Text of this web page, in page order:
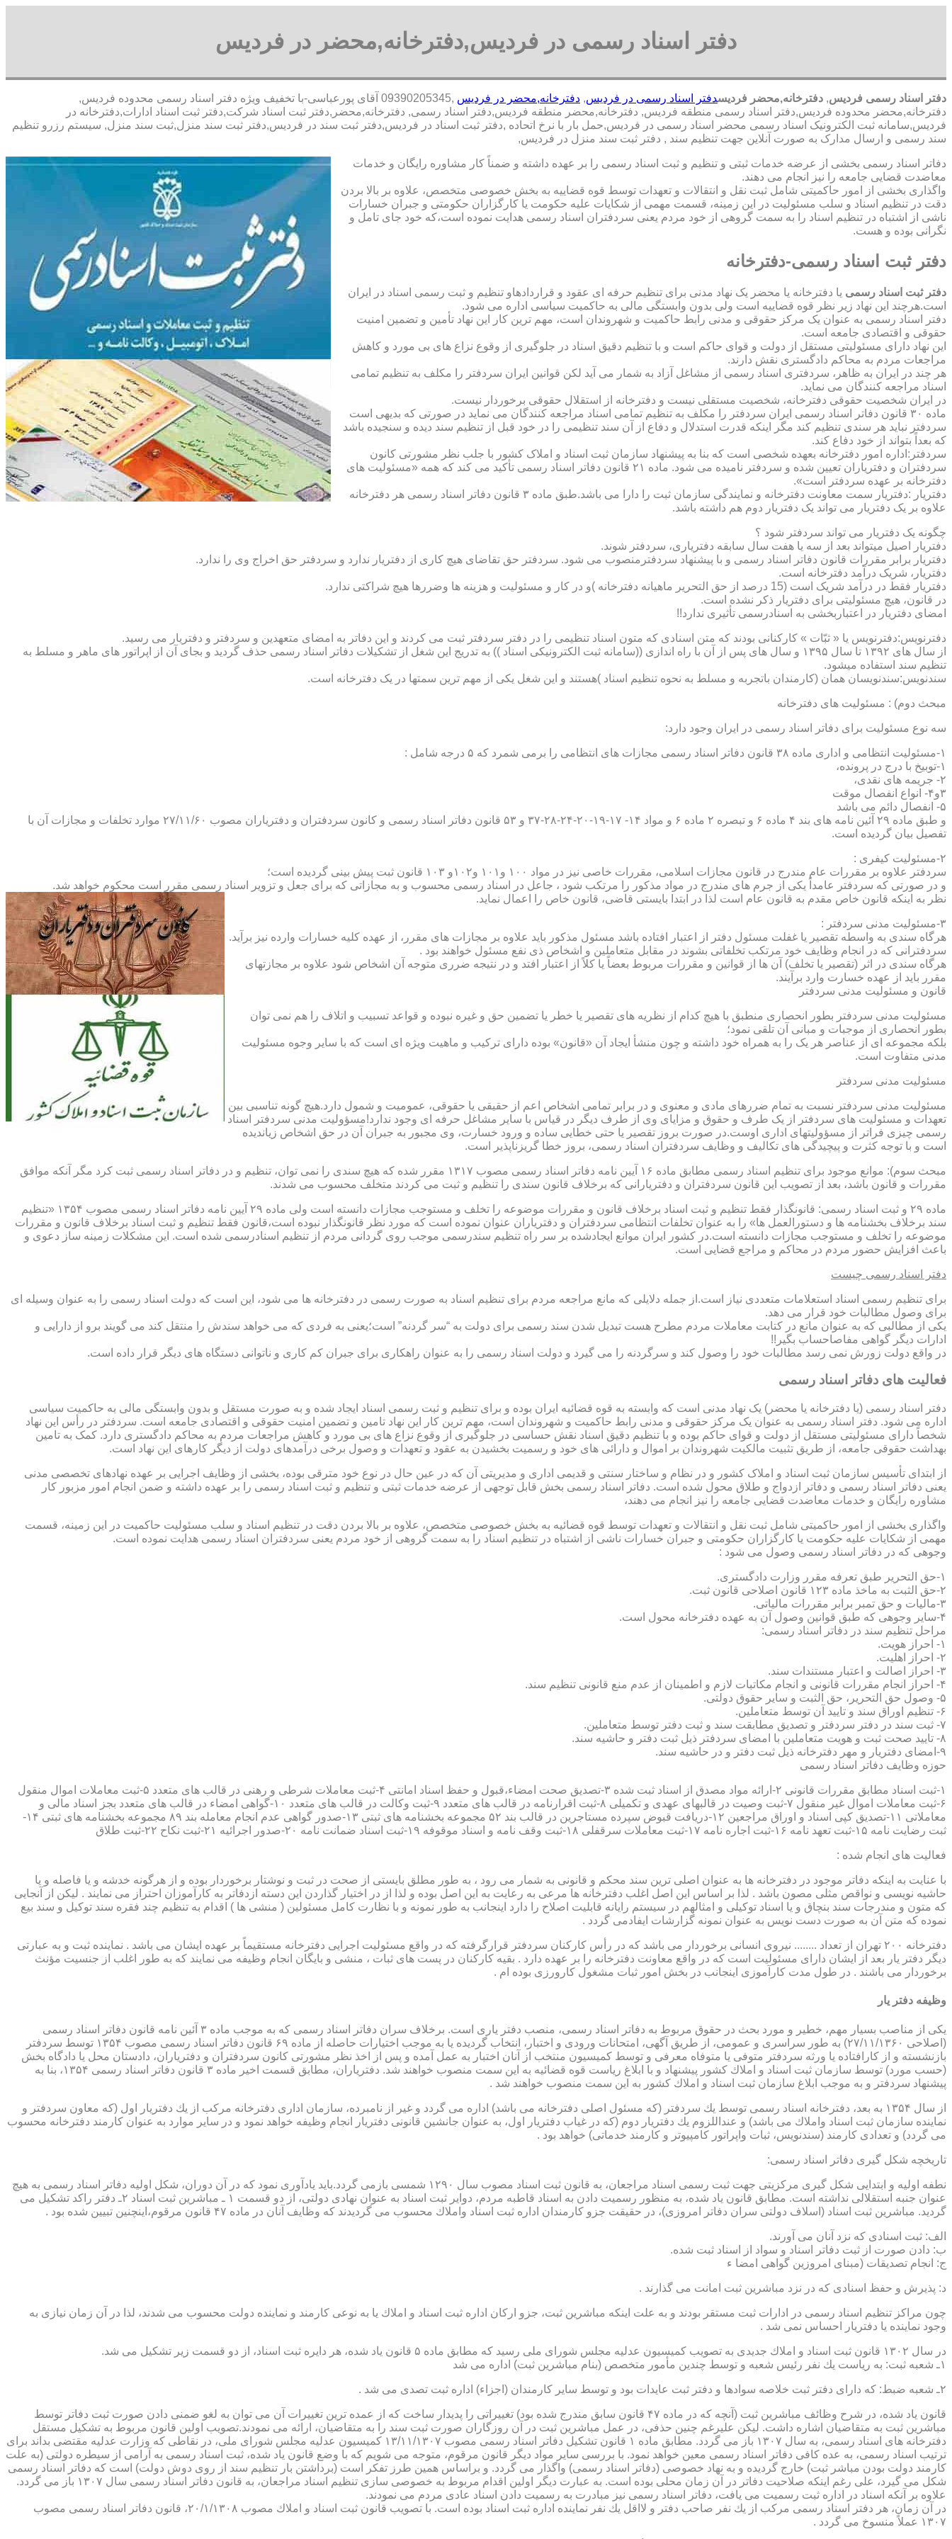
دفتر اسناد رسمی در فردیس,دفترخانه,محضر در فردیس
دفتر اسناد رسمی فردیس, دفترخانه,محضر فردیسدفتر اسناد رسمی در فردیس, دفترخانه,محضر در فردیس
,09390205345 آقای پورعباسی-با تخفيف ويژه دفتر اسناد رسمی محدوده فردیس,
دفترخانه,محضر محدوده فردیس,دفتر اسناد رسمی منطقه فردیس, دفترخانه,محضر منطقه فردیس,دفتر اسناد رسمی, دفترخانه,محضر,دفتر ثبت اسناد شرکت,دفتر ثبت اسناد ادارات,دفترخانه در
فردیس,سامانه ثبت الکترونیک اسناد رسمی محضر اسناد رسمی در فردیس,حمل بار با نرخ اتحاده ,دفتر ثبت اسناد در فردیس,دفتر ثبت سند در فردیس,دفتر ثبت سند منزل,ثبت سند منزل, سیستم رزرو تنظیم
سند رسمی و ارسال مدارک به صورت آنلاین جهت تنظیم سند , دفتر ثبت سند منزل در فردیس,
دفاتر اسناد رسمی بخشی از عرضه خدمات ثبتی و تنظیم و ثبت اسناد رسمی را بر عهده داشته و ضمناً کار مشاوره رایگان و خدمات
معاضدت قضایی جامعه را نیز انجام می دهند.
واگذاری بخشی از امور حاکمیتی شامل ثبت نقل و انتقالات و تعهدات توسط قوه قضاییه به بخش خصوصی متخصص، علاوه بر بالا بردن
دقت در تنظیم اسناد و سلب مسئولیت در این زمینه، قسمت مهمی از شکایات علیه حکومت یا کارگزاران حکومتی و جبران خسارات
ناشی از اشتباه در تنظیم اسناد را به سمت گروهی از خود مردم یعنی سردفتران اسناد رسمی هدایت نموده است،که خود جای تامل و
نگرانی بوده و هست.
دفتر ثبت اسناد رسمی-دفترخانه
دفتر ثبت اسناد رسمی یا دفترخانه یا محضر یک نهاد مدنی برای تنظیم حرفه ای عقود و قراردادهاو تنظیم و ثبت رسمی اسناد در ایران
است.هرچند این نهاد زیر نظر قوه قضاییه است ولی بدون وابستگی مالی به حاکمیت سیاسی اداره می شود.
دفتر اسناد رسمی به عنوان یک مرکز حقوقی و مدنی رابط حاکمیت و شهروندان است، مهم ترین کار این نهاد تأمین و تضمین امنیت
حقوقی و اقتصادی جامعه است.
این نهاد دارای مسئولیتی مستقل از دولت و قوای حاکم است و با تنظیم دقیق اسناد در جلوگیری از وقوع نزاع های بی مورد و کاهش
مراجعات مردم به محاکم دادگستری نقش دارند.
هر چند در ایران به ظاهر، سردفتری اسناد رسمی از مشاغل آزاد به شمار می آید لکن قوانین ایران سردفتر را مکلف به تنظیم تمامی
اسناد مراجعه کنندگان می نماید.
در ایران شخصیت حقوقی دفترخانه، شخصیت مستقلی نیست و دفترخانه از استقلال حقوقی برخوردار نیست.
ماده ۳۰ قانون دفاتر اسناد رسمی ایران سردفتر را مکلف به تنظیم تمامی اسناد مراجعه کنندگان می نماید در صورتی که بدیهی است
سردفتر نباید هر سندی تنظیم کند مگر اینکه قدرت استدلال و دفاع از آن سند تنظیمی را در خود قبل از تنظیم سند دیده و سنجیده باشد
که بعداً بتواند از خود دفاع کند.
سردفتر:اداره امور دفترخانه بعهده شخصی است که بنا به پیشنهاد سازمان ثبت اسناد و املاک کشور با جلب نظر مشورتی کانون
سردفتران و دفتریاران تعیین شده و سردفتر نامیده می شود. ماده ۲۱ قانون دفاتر اسناد رسمی تأکید می کند که همه «مسئولیت های
دفترخانه بر عهده سردفتر است».
دفتریار :دفتریار سمت معاونت دفترخانه و نمایندگی سازمان ثبت را دارا می باشد.طبق ماده ۳ قانون دفاتر اسناد رسمی هر دفترخانه
علاوه بر یک دفتریار می تواند یک دفتریار دوم هم داشته باشد.
چگونه یک دفتریار می تواند سردفتر شود ؟
دفتریار اصیل میتواند بعد از سه یا هفت سال سابقه دفتریاری، سردفتر شوند.
دفتریار برابر مقررات قانون دفاتر اسناد رسمی و با پیشنهاد سردفترمنصوب می شود. سردفتر حق تقاضای هیچ کاری از دفتریار ندارد و سردفتر حق اخراج وی را ندارد.
دفتریار، شریک درآمد دفترخانه است.
دفتریار فقط در درآمد شریک است (15 درصد از حق التحریر ماهیانه دفترخانه )و در کار و مسئولیت و هزینه ها وضررها هیچ شراکتی ندارد.
در قانون، هیچ مسئولیتی برای دفتریار ذکر نشده است.
امضای دفتریار در اعتباربخشی به اسنادرسمی تأثیری ندارد!!
دفترنویس:دفترنویس یا « ثبّات » کارکنانی بودند که متن اسنادی که متون اسناد تنظیمی را در دفتر سردفتر ثبت می کردند و این دفاتر به امضای متعهدین و سردفتر و دفتریار می رسید.
از سال های ۱۳۹۲ تا سال ۱۳۹۵ و سال های پس از آن با راه اندازی ((سامانه ثبت الکترونیکی اسناد )) به تدریج این شغل از تشکیلات دفاتر اسناد رسمی حذف گردید و بجای آن از اپراتور های ماهر و مسلط به
تنظیم سند استفاده میشود.
سندنویس:سندنویسان همان (کارمندان باتجربه و مسلط به نحوه تنظیم اسناد )هستند و این شغل یکی از مهم ترین سمتها در یک دفترخانه است.
مبحث دوم) : مسئولیت های دفترخانه
سه نوع مسئولیت برای دفاتر اسناد رسمی در ایران وجود دارد:
۱-مسئولیت انتظامی و اداری ماده ۳۸ قانون دفاتر اسناد رسمی مجازات های انتظامی را برمی شمرد که ۵ درجه شامل :
۱-توبیخ با درج در پرونده،
۲- جریمه های نقدی،
۳و۴- انواع انفصال موقت
۵- انفصال دائم می باشد
و طبق ماده ۲۹ آئین نامه های بند ۴ ماده ۶ و تبصره ۲ ماده ۶ و مواد ۱۴- ۱۷-۱۹-۲۰-۲۴-۲۸-۳۷ و ۵۳ قانون دفاتر اسناد رسمی و کانون سردفتران و دفتریاران مصوب ۲۷/۱۱/۶۰ موارد تخلفات و مجازات آن با
تفصیل بیان گردیده است.
۲-مسئولیت کیفری :
سردفتر علاوه بر مقررات عام مندرج در قانون مجازات اسلامی، مقررات خاصی نیز در مواد ۱۰۰ و۱۰۱ و۱۰۲و ۱۰۳ قانون ثبت پیش بینی گردیده است؛
و در صورتی که سردفتر عامداً یکی از جرم های مندرج در مواد مذکور را مرتکب شود ، جاعل در اسناد رسمی محسوب و به مجازاتی که برای جعل و تزویر اسناد رسمی مقرر است محکوم خواهد شد.
نظر به اینکه قانون خاص مقدم به قانون عام است لذا در ابتدا بایستی قاضی، قانون خاص را اعمال نماید.
۳-مسئولیت مدنی سردفتر :
هرگاه سندی به واسطه تقصیر یا غفلت مسئول دفتر از اعتبار افتاده باشد مسئول مذکور باید علاوه بر مجازات های مقرر، از عهده کلیه خسارات وارده نیز برآید.
سردفترانی که در انجام وظایف خود مرتکب تخلفاتی بشوند در مقابل متعاملین و اشخاص ذی نفع مسئول خواهند بود .
هرگاه سندی در اثر (تقصیر یا تخلف) آن ها از قوانین و مقررات مربوط بعضاً یا کلاً از اعتبار افتد و در نتیجه ضرری متوجه آن اشخاص شود علاوه بر مجازتهای
مقرر باید از عهده خسارت وارد برآیند.
قانون و مسئولیت مدنی سردفتر
مسئولیت مدنی سردفتر بطور انحصاری منطبق با هیچ کدام از نظریه های تقصیر یا خطر یا تضمین حق و غیره نبوده و قواعد تسبیب و اتلاف را هم نمی توان
بطور انحصاری از موجبات و مبانی آن تلقی نمود؛
بلکه مجموعه ای از عناصر هر یک را به همراه خود داشته و چون منشأ ایجاد آن «قانون» بوده دارای ترکیب و ماهیت ویژه ای است که با سایر وجوه مسئولیت
مدنی متفاوت است.
مسئولیت مدنی سردفتر
مسئولیت مدنی سردفتر نسبت به تمام ضررهای مادی و معنوی و در برابر تمامی اشخاص اعم از حقیقی یا حقوقی، عمومیت و شمول دارد.هیچ گونه تناسبی بین
تعهدات و مسئولیت های سردفتر از یک طرف و حقوق و مزایای وی از طرف دیگر در قیاس با سایر مشاغل حرفه ای وجود ندارد!مسؤولیت مدنی سردفتر اسناد
رسمی چیزی فراتر از مسؤولیتهای اداری اوست.در صورت بروز تقصیر یا حتی خطایی ساده و ورود خسارت، وی مجبور به جبران آن در حق اشخاص زیاندیده
است و با توجه کثرت و پیچیدگی های تکالیف و وظایف سردفتران اسناد رسمی، بروز خطا گریزناپذیر است.
مبحث سوم): موانع موجود برای تنظیم اسناد رسمی مطابق ماده ۱۶ آیین نامه دفاتر اسناد رسمی مصوب ۱۳۱۷ مقرر شده که هیچ سندی را نمی توان، تنظیم و در دفاتر اسناد رسمی ثبت کرد مگر آنکه موافق
مقررات و قانون باشد، بعد از تصویب این قانون سردفتران و دفتریارانی که برخلاف قانون سندی را تنظیم و ثبت می کردند متخلف محسوب می شدند.
ماده ۲۹ و ثبت اسناد رسمی: قانونگذار فقط تنظیم و ثبت اسناد برخلاف قانون و مقررات موضوعه را تخلف و مستوجب مجازات دانسته است ولی ماده ۲۹ آیین نامه دفاتر اسناد رسمی مصوب ۱۳۵۴ «تنظیم
سند برخلاف بخشنامه ها و دستورالعمل ها» را به عنوان تخلفات انتظامی سردفتران و دفتریاران عنوان نموده است که مورد نظر قانونگذار نبوده است،قانون فقط تنظیم و ثبت اسناد برخلاف قانون و مقررات
موضوعه را تخلف و مستوجب مجازات دانسته است.در کشور ایران موانع ایجادشده بر سر راه تنظیم سندرسمی موجب روی گردانی مردم از تنظیم اسنادرسمی شده است. این مشکلات زمینه ساز دعوی و
باعث افزایش حضور مردم در محاکم و مراجع قضایی است.
دفتر اسناد رسمی چیست
برای تنظیم رسمی اسناد استعلامات متعددی نیاز است.از جمله دلایلی که مانع مراجعه مردم برای تنظیم اسناد به صورت رسمی در دفترخانه ها می شود، این است که دولت اسناد رسمی را به عنوان وسیله ای
برای وصول مطالبات خود قرار می دهد.
یکی از مطالبی که به عنوان مانع در کتابت معاملات مردم مطرح هست تبدیل شدن سند رسمی برای دولت به “سر گردنه” است؛یعنی به فردی که می خواهد سندش را منتقل کند می گویند برو از دارایی و
ادارات دیگر گواهی مفاصاحساب بگیر!!
در واقع دولت زورش نمی رسد مطالبات خود را وصول کند و سرگردنه را می گیرد و دولت اسناد رسمی را به عنوان راهکاری برای جبران کم کاری و ناتوانی دستگاه های دیگر قرار داده است.
فعالیت های دفاتر اسناد رسمی
دفتر اسناد رسمی (یا دفترخانه یا محضر) یک نهاد مدنی است که وابسته به قوه قضائیه ایران بوده و برای تنظیم و ثبت رسمی اسناد ایجاد شده و به صورت مستقل و بدون وابستگی مالی به حاکمیت سیاسی
اداره می شود. دفتر اسناد رسمی به عنوان یک مرکز حقوقی و مدنی رابط حاکمیت و شهروندان است، مهم ترین کار این نهاد تامین و تضمین امنیت حقوقی و اقتصادی جامعه است. سردفتر در رأس این نهاد
شخصاً دارای مسئولیتی مستقل از دولت و قوای حاکم بوده و با تنظیم دقیق اسناد نقش حساسی در جلوگیری از وقوع نزاع های بی مورد و کاهش مراجعات مردم به محاکم دادگستری دارد. کمک به تامین
بهداشت حقوقی جامعه، از طریق تثبیت مالکیت شهروندان بر اموال و دارائی های خود و رسمیت بخشیدن به عقود و تعهدات و وصول برخی درآمدهای دولت از دیگر کارهای این نهاد است.
از ابتدای تأسیس سازمان ثبت اسناد و املاک کشور و در نظام و ساختار سنتی و قدیمی اداری و مدیریتی آن که در عین حال در نوع خود مترقی بوده، بخشی از وظایف اجرایی بر عهده نهادهای تخصصی مدنی
یعنی دفاتر اسناد رسمی و دفاتر ازدواج و طلاق محول شده است. دفاتر اسناد رسمی بخش قابل توجهی از عرضه خدمات ثبتی و تنظیم و ثبت اسناد رسمی را بر عهده داشته و ضمن انجام امور مزبور کار
مشاوره رایگان و خدمات معاضدت قضایی جامعه را نیز انجام می دهند،
واگذاری بخشی از امور حاکمیتی شامل ثبت نقل و انتقالات و تعهدات توسط قوه قضائیه به بخش خصوصی متخصص، علاوه بر بالا بردن دقت در تنظیم اسناد و سلب مسئولیت حاکمیت در این زمینه، قسمت
مهمی از شکایات علیه حکومت یا کارگزاران حکومتی و جبران خسارات ناشی از اشتباه در تنظیم اسناد را به سمت گروهی از خود مردم یعنی سردفتران اسناد رسمی هدایت نموده است.
وجوهی که در دفاتر اسناد رسمی وصول می شود :
۱-حق التحریر طبق تعرفه مقرر وزارت دادگستری.
۲-حق الثبت به ماخذ ماده ۱۲۳ قانون اصلاحی قانون ثبت.
۳-مالیات و حق تمبر برابر مقررات مالیاتی.
۴-سایر وجوهی که طبق قوانین وصول آن به عهده دفترخانه محول است.
مراحل تنظیم سند در دفاتر اسناد رسمی:
۱- احراز هویت.
۲- احراز اهلیت.
۳- احراز اصالت و اعتبار مستندات سند.
۴- احراز انجام مقررات قانونی و انجام مکاتبات لازم و اطمینان از عدم منع قانونی تنظیم سند.
۵- وصول حق التحریر، حق الثبت و سایر حقوق دولتی.
۶- تنظیم اوراق سند و تایید آن توسط متعاملین.
۷- ثبت سند در دفتر سردفتر و تصدیق مطابقت سند و ثبت دفتر توسط متعاملین.
۸- تایید صحت ثبت و هویت متعاملین با امضای سردفتر ذیل ثبت دفتر و حاشیه سند.
۹-امضای دفتریار و مهر دفترخانه ذیل ثبت دفتر و در حاشیه سند.
حوزه وظایف دفاتر اسناد رسمی
۱-ثبت اسناد مطابق مقررات قانونی ۲-ارائه مواد مصدق از اسناد ثبت شده ۳-تصدیق صحت امضاء،قبول و حفظ اسناد امانتی ۴-ثبت معاملات شرطی و رهنی در قالب های متعدد ۵-ثبت معاملات اموال منقول
۶-ثبت معاملات اموال غیر منقول ۷-ثبت وصیت در قالبهای عهدی و تکمیلی ۸-ثبت اقرارنامه در قالب های متعدد ۹-ثبت وکالت در قالب های متعدد ۱۰-گواهی امضاء در قالب های متعدد بجز اسناد مالی و
معاملاتی ۱۱-تصدیق کپی اسناد و اوراق مراجعین ۱۲-دریافت قبوض سپرده مستاجرین در قالب بند ۵۲ مجموعه بخشنامه های ثبتی ۱۳-صدور گواهی عدم انجام معامله بند ۸۹ مجموعه بخشنامه های ثبتی ۱۴-
ثبت رضایت نامه ۱۵-ثبت تعهد نامه ۱۶-ثبت اجاره نامه ۱۷-ثبت معاملات سرقفلی ۱۸-ثبت وقف نامه و اسناد موقوفه ۱۹-ثبت اسناد ضمانت نامه ۲۰-صدور اجرائیه ۲۱-ثبت نکاح ۲۲-ثبت طلاق
فعالیت های انجام شده :
با عنایت به اینکه دفاتر موجود در دفترخانه ها به عنوان اصلی ترین سند محکم و قانونی به شمار می رود ، به طور مطلق بایستی از صحت در ثبت و نوشتار برخوردار بوده و از هرگونه خدشه و یا فاصله و یا
حاشیه نویسی و نواقص مثلی مصون باشد . لذا بر اساس این اصل اغلب دفترخانه ها مرعی به رعایت به این اصل بوده و لذا از در اختیار گذاردن این دسته ازدفاتر به کارآموزان احتراز می نمایند . لیکن از آنجایی
که متون و مندرجات سند بنچاق و یا اسناد توکیلی و امثالهم در سیستم رایانه قابلیت اصلاح را دارد اینجانب به طور نمونه و با نظارت کامل مسئولین ( منشی ها ) اقدام به تنظیم چند فقره سند توکیل و سند بیع
نموده که متن آن به صورت دست نویس به عنوان نمونه گزارشات ایفادمی گردد .
دفترخانه ۲۰۰ تهران از تعداد ........ نیروی انسانی برخوردار می باشد که در رأس کارکنان سردفتر قرارگرفته که در واقع مسئولیت اجرایی دفترخانه مستقیماً بر عهده ایشان می باشد . نماینده ثبت و به عبارتی
دیگر دفتر یار بعد از ایشان دارای مسئولیت است که در واقع معاونت دفترخانه را بر عهده دارد . بقیه کارکنان در پست های ثبات ، منشی و بایگان انجام وظیفه می نمایند که به طور اغلب از جنسیت مؤنث
برخوردار می باشند . در طول مدت کارآموزی اینجانب در بخش امور ثبات مشغول کارورزی بوده ام .
وظیفه دفتر یار
یكی از مناصب بسیار مهم، خطیر و مورد بحث در حقوق مربوط به دفاتر اسناد رسمی، منصب دفتر یاری است. برخلاف سران دفاتر اسناد رسمی كه به موجب ماده ۳ آئین نامه قانون دفاتر اسناد رسمی
(اصلاحی ۲۷/۱۱/۱۳۶۰) به طور سراسری و عمومی، از طریق آگهی، امتحانات ورودی و اختبار، انتخاب گردیده یا به موجب اختیارات حاصله از ماده ۶۹ قانون دفاتر اسناد رسمی مصوب ۱۳۵۴ توسط سردفتر
بازنشسته و از كارافتاده یا ورثه سردفتر متوفی یا متوفاه معرفی و توسط كمیسیون منتخب از آنان اختبار به عمل آمده و پس از اخذ نظر مشورتی كانون سردفتران و دفتریاران، دادستان محل یا دادگاه بخش
(حسب مورد) توسط سازمان ثبت اسناد و املاك كشور پیشنهاد و با ابلاغ ریاست قوه قضائیه به این سمت منصوب خواهند شد. دفتریاران، مطابق قسمت اخیر ماده ۳ قانون دفاتر اسناد رسمی ۱۳۵۴، بنا به
پیشنهاد سردفتر و به موجب ابلاغ سازمان ثبت اسناد و املاك كشور به این سمت منصوب خواهند شد .
از سال ۱۳۵۴ به بعد، دفترخانه اسناد رسمی توسط یك سردفتر (كه مسئول اصلی دفترخانه می باشد) اداره می گردد و غیر از نامبرده، سازمان اداری دفترخانه مركب از یك دفتریار اول (كه معاون سردفتر و
نماینده سازمان ثبت اسناد واملاك می باشد) و عنداللزوم یك دفتریار دوم (كه در غیاب دفتریار اول، به عنوان جانشین قانونی دفتریار انجام وظیفه خواهد نمود و در سایر موارد به عنوان كارمند دفترخانه محسوب
می گردد) و تعدادی كارمند (سندنویس، ثبات واپراتور كامپیوتر و كارمند خدماتی) خواهد بود .
تاریخچه شكل گیری دفاتر اسناد رسمی:
نطفه اولیه و ابتدایی شكل گیری مركزیتی جهت ثبت رسمی اسناد مراجعان، به قانون ثبت اسناد مصوب سال ۱۲۹۰ شمسی بازمی گردد.باید یادآوری نمود كه در آن دوران، شكل اولیه دفاتر اسناد رسمی به هیچ
عنوان جنبه استقلالی نداشته است. مطابق قانون یاد شده، به منظور رسمیت دادن به اسناد قاطبه مردم، دوایر ثبت اسناد به عنوان نهادی دولتی، از دو قسمت ۱ ـ مباشرین ثبت اسناد ۲ـ دفتر راكد تشكیل می
گردید. مباشرین ثبت اسناد (اسلاف دولتی سران دفاتر امروزی)، در حقیقت جزو كارمندان اداره ثبت اسناد واملاك محسوب می گردیدند كه وظایف آنان در ماده ۴۷ قانون مرقوم،اینچنین تبیین شده بود .
الف: ثبت اسنادی كه نزد آنان می آورند.
ب: دادن صورت از ثبت دفاتر اسناد و سواد از اسناد ثبت شده.
ج: انجام تصدیقات (مبنای امروزین گواهی امضا ء
د: پذیرش و حفظ اسنادی كه در نزد مباشرین ثبت امانت می گذارند .
چون مراكز تنظیم اسناد رسمی در ادارات ثبت مستقر بودند و به علت اینكه مباشرین ثبت، جزو اركان اداره ثبت اسناد و املاك یا به نوعی كارمند و نماینده دولت محسوب می شدند، لذا در آن زمان نیازی به
وجود نماینده یا دفتریار احساس نمی شد .
در سال ۱۳۰۲ قانون ثبت اسناد و املاك جدیدی به تصویب كمیسیون عدلیه مجلس شورای ملی رسید كه مطابق ماده ۵ قانون یاد شده، هر دایره ثبت اسناد، از دو قسمت زیر تشكیل می شد.
۱ـ شعبه ثبت: به ریاست یك نفر رئیس شعبه و توسط چندین مأمور متخصص (بنام مباشرین ثبت) اداره می شد
۲ـ شعبه ضبط: كه دارای دفتر ثبت خلاصه سوادها و دفتر ثبت عایدات بود و توسط سایر كارمندان (اجزاء) اداره ثبت تصدی می شد .
قانون یاد شده، در شرح وظائف مباشرین ثبت (آنچه كه در ماده ۴۷ قانون سابق مندرج شده بود) تغییراتی را پدیدار ساخت كه از عمده ترین تغییرات آن می توان به لغو ضمنی دادن صورت ثبت دفاتر توسط
مباشرین ثبت به متقاضیان اشاره داشت. لیكن علیرغم چنین حذفی، در عمل مباشرین ثبت در آن روزگاران صورت ثبت سند را به متقاضیان، ارائه می نمودند.تصویب اولین قانون مربوط به تشكیل مستقل
دفترخانه های اسناد رسمی، به سال ۱۳۰۷ باز می گردد. مطابق ماده ۱ قانون تشكیل دفاتر اسناد رسمی مصوب ۱۳/۱۱/۱۳۰۷ كمیسیون عدلیه مجلس شورای ملی، در نقاطی كه وزارت عدلیه مقتضی بداند برای
ترتیب اسناد رسمی، به عده كافی دفاتر اسناد رسمی معین خواهد نمود. با بررسی سایر مواد دیگر قانون مرقوم، متوجه می شویم كه با وضع قانون یاد شده، ثبت اسناد رسمی به آرامی از سیطره دولتی (به علت
كارمند دولت بودن مباشر ثبت) خارج گردیده و به نهاد خصوصی (دفاتر اسناد رسمی) واگذار می گردد. و براساس همین طرز تفكر است (برداشتن بار تنظیم سند از روی دوش دولت) است كه دفاتر اسناد رسمی
شكل می گیرد، علی رغم اینكه صلاحیت دفاتر در آن زمان محلی بوده است. به عبارت دیگر اولین اقدام مربوط به خصوصی سازی تنظیم اسناد مراجعان، به قانون دفاتر اسناد رسمی سال ۱۳۰۷ باز می گردد.
علاوه بر آنكه اسناد در اداره ثبت رسمیت می یافت، دفاتر اسناد رسمی نیز مبادرت به رسمیت دادن اسناد عادی مردم می نمودند.
در آن زمان، هر دفتر اسناد رسمی مركب از یك نفر صاحب دفتر و لااقل یك نفر نماینده اداره ثبت اسناد بوده است. با تصویب قانون ثبت اسناد و املاك مصوب ۲۰/۱/۱۳۰۸، قانون دفاتر اسناد رسمی مصوب
۱۳۰۷ عملاً منسوخ می گردد .